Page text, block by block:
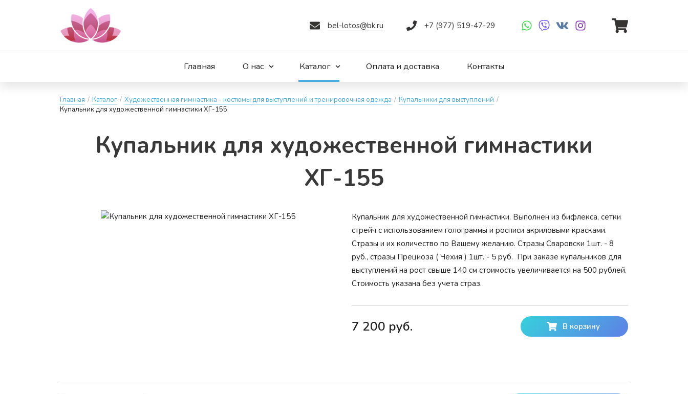
Главная О нас Каталог Оплата и доставка Контакты
bel-lotos@bk.ru +7 (977) 519-47-29
Главная / Каталог / Художественная гимнастика - костюмы для выступлений и тренировочная одежда / Купальники для выступлений /
Купальник для художественной гимнастики ХГ-155
Ку­паль­ник для ху­до­жес­твен­ной гим­насти­ки
ХГ-155
Купальник для художественной гимнастики. Выполнен из бифлекса, сетки
стрейч с использованием голограммы и росписи акриловыми красками.
Стразы и их количество по Вашему желанию. Стразы Сваровски 1шт. - 8
руб., стразы Прециоза ( Чехия ) 1шт. - 5 руб. При заказе купальников для
выступлений на рост свыше 140 см стоимость увеличивается на 500 рублей.
Стоимость указана без учета страз.
7 200 руб. В корзину